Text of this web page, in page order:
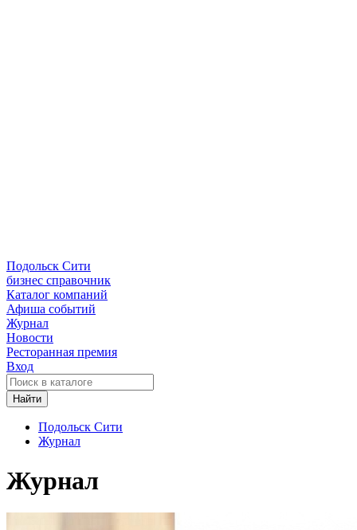
Подольск Сити
бизнес справочник
Каталог компаний
Афиша событий
Журнал
Новости
Ресторанная премия
Вход
Найти
Подольск Сити
Журнал
Журнал